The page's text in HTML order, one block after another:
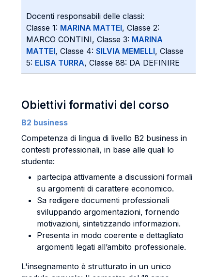
Docenti responsabili delle classi:
Classe 1: MARINA MATTEI, Classe 2:
MARCO CONTINI, Classe 3: MARINA
MATTEI, Classe 4: SILVIA MEMELLI, Classe
5: ELISA TURRA, Classe 88: DA DEFINIRE
Obiettivi formativi del corso
B2 business
Competenza di lingua di livello B2 business in
contesti professionali, in base alle quali lo
studente:
partecipa attivamente a discussioni formali
su argomenti di carattere economico.
Sa redigere documenti professionali
sviluppando argomentazioni, fornendo
motivazioni, sintetizzando informazioni.
Presenta in modo coerente e dettagliato
argomenti legati all’ambito professionale.
L'insegnamento è strutturato in un unico